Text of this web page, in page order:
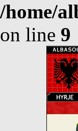
/home/
on line 9